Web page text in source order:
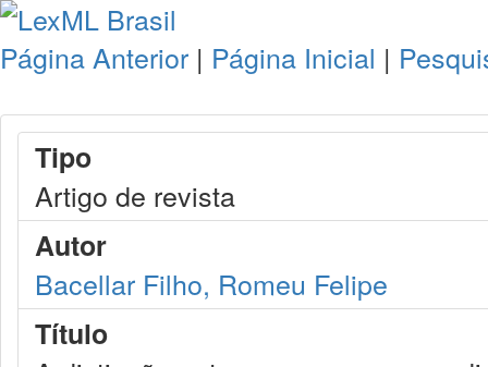
Página Anterior | Página Inicial |
Tipo
Artigo de revista
Autor
Bacellar Filho, Romeu Felipe
Título